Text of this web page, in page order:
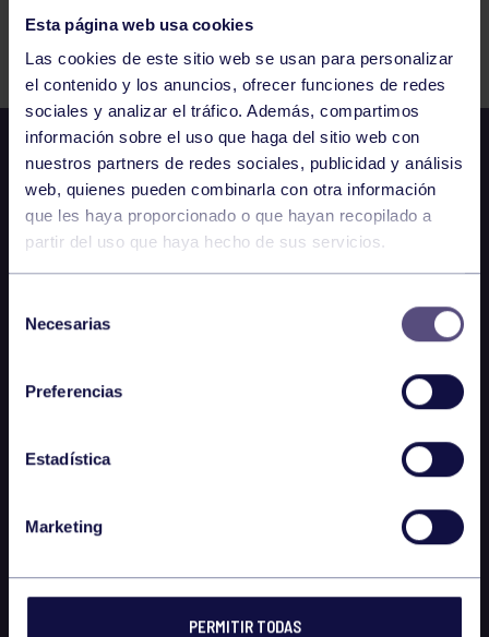
Esta página web usa cookies
Las cookies de este sitio web se usan para personalizar
el contenido y los anuncios, ofrecer funciones de redes
sociales y analizar el tráfico. Además, compartimos
información sobre el uso que haga del sitio web con
nuestros partners de redes sociales, publicidad y análisis
web, quienes pueden combinarla con otra información
que les haya proporcionado o que hayan recopilado a
partir del uso que haya hecho de sus servicios.
Necesarias
Preferencias
Estadística
Marketing
PERMITIR TODAS
Comparte